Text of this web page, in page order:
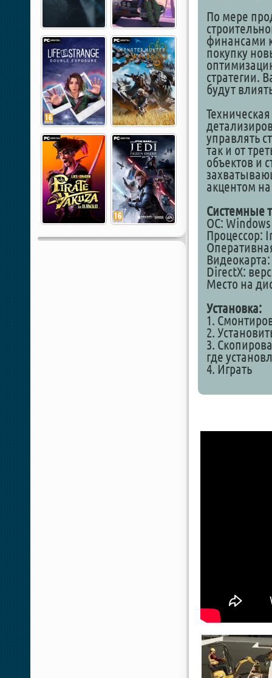
По мере
финансами
покупку
стратегии.
будут
управлять
так и от
объектов и
акцентом
Системные
ОС: Windows
Процессор:
Видеокарта:
DirectX:
Место на
Установка:
1.
2.
3.
где
4. Играть